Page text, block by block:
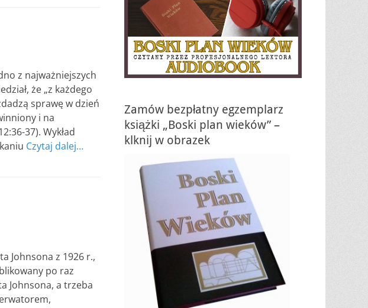
z najważniejszych
że „z każdego
sprawę w dzień
i na
37). Wykład
Czytaj dalej…
Johnsona z 1926 r.,
po raz
Johnsona, a trzeba
Zamów bezpłatny egzemplarz
książki „Boski plan wieków” –
klknij w obrazek